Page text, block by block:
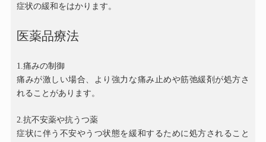
症状の緩和をはかります。
医薬品療法
1.痛みの制御
痛みが激しい場合、より強力な痛み止めや筋弛緩剤が処方さ
れることがあります。
2.抗不安薬や抗うつ薬
症状に伴う不安やうつ状態を緩和するために処方されること